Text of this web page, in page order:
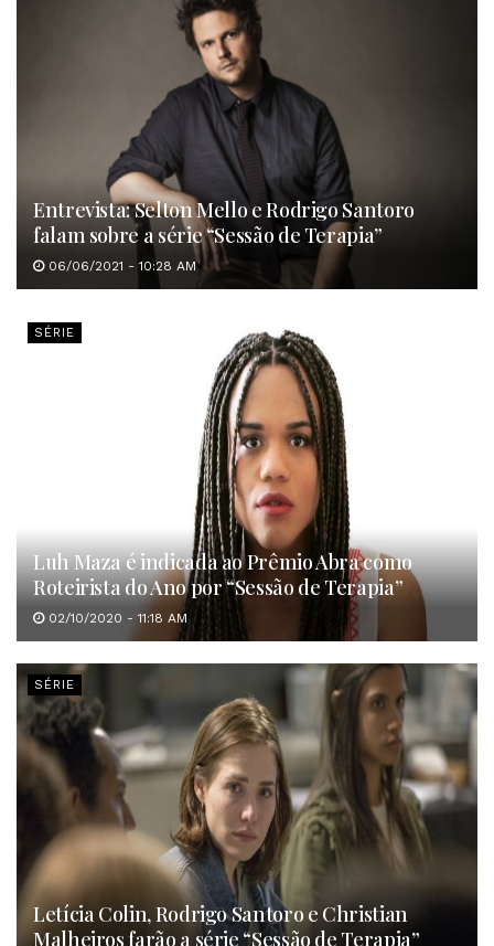
Entrevista: Selton Mello e Rodrigo Santoro
falam sobre a série “Sessão de Terapia”
06/06/2021 - 10:28 AM
SÉRIE
Luh Maza é indicada ao Prêmio Abra como
Roteirista do Ano por “Sessão de Terapia”
02/10/2020 - 11:18 AM
SÉRIE
Letícia Colin, Rodrigo Santoro e Christian
Malheiros farão a série “Sessão de Terapia”